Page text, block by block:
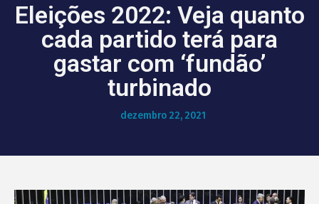
Eleições 2022: Veja quanto
cada partido terá para
gastar com ‘fundão’
turbinado
dezembro 22, 2021